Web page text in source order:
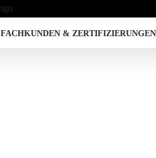
FACHKUNDEN & ZERTIFIZIERUNGEN